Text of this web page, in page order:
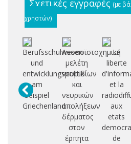
Σχετικές εγγραφές (με
χρηστών)
Berufsschulwesen
und
entwicklungspolitik
am
beispiel
Griechenland
Ανοσοϊστοχημική
μελέτη
νευριδίων
και
νευρικών
απολήξεων
δέρματος
στον
έρπητα
La
liberte
et la
aux
etats
de